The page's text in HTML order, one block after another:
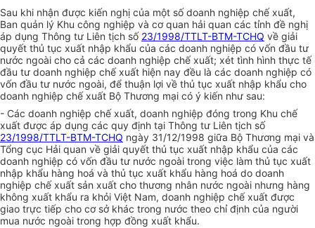
Sau khi nhận được kiến nghị của một số doanh nghiệp chế xuất,
Ban quản lý Khu công nghiệp và cơ quan hải quan các tỉnh đề nghị
áp dụng Thông tư Liên tịch số 23/1998/TTLT-BTM-TCHQ về giải
quyết thủ tục xuất nhập khẩu của các doanh nghiệp có vốn đầu tư
nước ngoài cho cả các doanh nghiệp chế xuất; xét tình hình thực tế
đầu tư doanh nghiệp chế xuất hiện nay đều là các doanh nghiệp có
vốn đầu tư nước ngoài, để thuận lợi về thủ tục xuất nhập khẩu cho
doanh nghiệp chế xuất Bộ Thương mại có ý kiến như sau:
- Các doanh nghiệp chế xuất, doanh nghiệp đóng trong Khu chế
xuất được áp dụng các quy định tại Thông tư Liên tịch số
23/1998/TTLT-BTM-TCHQ ngày 31/12/1998 giữa Bộ Thương mại và
Tổng cục Hải quan về giải quyết thủ tục xuất nhập khẩu của các
doanh nghiệp có vốn đầu tư nước ngoài trong việc làm thủ tục xuất
nhập khẩu hàng hoá và thủ tục xuất khẩu hàng hoá do doanh
nghiệp chế xuất sản xuất cho thương nhân nước ngoài nhưng hàng
không xuất khẩu ra khỏi Việt Nam, doanh nghiệp chế xuất được
giao trực tiếp cho cơ sở khác trong nước theo chỉ định của người
mua nước ngoài trong hợp đồng xuất khẩu.